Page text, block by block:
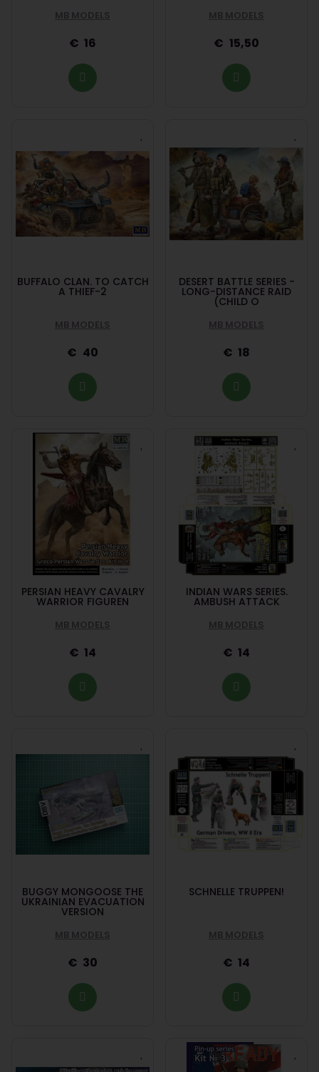
MB MODELS
16
MB MODELS
15,50
BUFFALO CLAN. TO CATCH
A THIEF-2
MB MODELS
40
DESERT BATTLE SERIES -
LONG-DISTANCE RAID
(CHILD O
MB MODELS
18
PERSIAN HEAVY CAVALRY
WARRIOR FIGUREN
MB MODELS
14
INDIAN WARS SERIES.
AMBUSH ATTACK
MB MODELS
14
BUGGY MONGOOSE THE
UKRAINIAN EVACUATION
VERSION
MB MODELS
30
SCHNELLE TRUPPEN!
MB MODELS
14